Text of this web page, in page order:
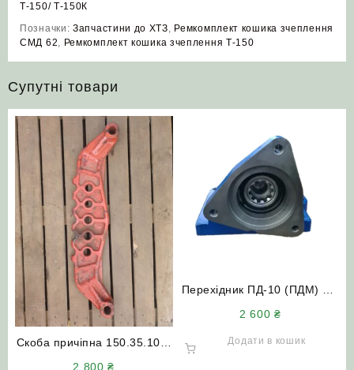
Т-150/ Т-150К
Позначки: Запчастини до ХТЗ, Ремкомплект кошика зчеплення
СМД 62, Ремкомплект кошика зчеплення Т-150
Супутні товари
Скоба причіпна 150.35.103-
2 800₴
Перехідник ПД-10 (ПДМ) під
2 600₴
Додати в кошик